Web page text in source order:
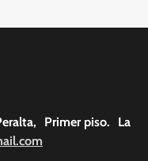
Primer piso. La